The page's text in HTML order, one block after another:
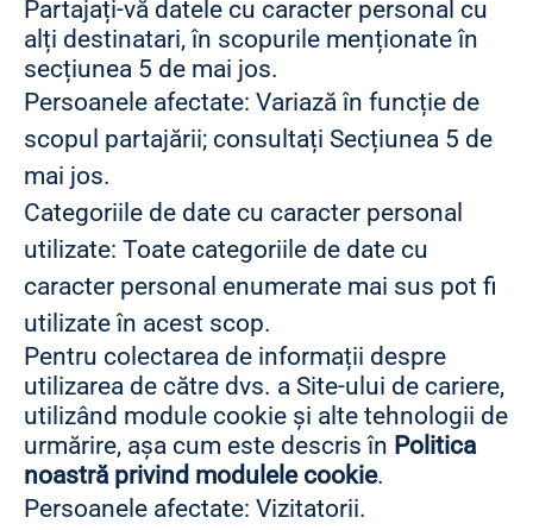
Partajați-vă datele cu caracter personal cu
alți destinatari, în scopurile menționate în
secțiunea 5 de mai jos.
Persoanele afectate: Variază în funcție de
scopul partajării; consultați Secțiunea 5 de
mai jos.
Categoriile de date cu caracter personal
utilizate: Toate categoriile de date cu
caracter personal enumerate mai sus pot fi
utilizate în acest scop.
Pentru colectarea de informații despre
utilizarea de către dvs. a Site-ului de cariere,
utilizând module cookie și alte tehnologii de
urmărire, așa cum este descris în Politica
noastră privind modulele cookie.
Persoanele afectate: Vizitatorii.